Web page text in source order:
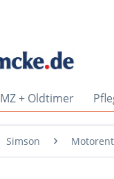
MZ + Oldtimer
Simson